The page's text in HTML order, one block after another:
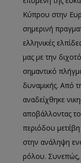
Κύπρου στην
σημερινή
ελληνικές
μας με την
σημαντικό
δυναμικής. Από
αναδείχθηκε
αποβάλλοντας
περιόδου μετέβη
στην ανάληψη
ρόλου. Συνεπώς,